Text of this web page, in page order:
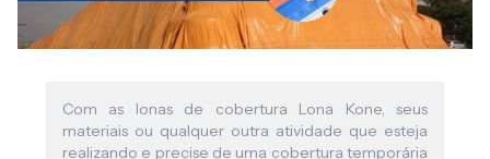
Com as lonas de cobertura Lona Kone, seus
materiais ou qualquer outra atividade que esteja
realizando e precise de uma cobertura temporária